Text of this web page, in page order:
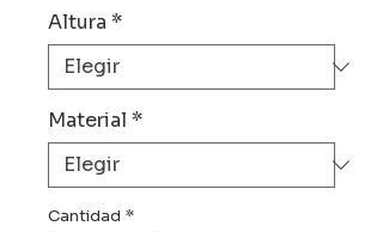
Altura *
Material *
Cantidad *